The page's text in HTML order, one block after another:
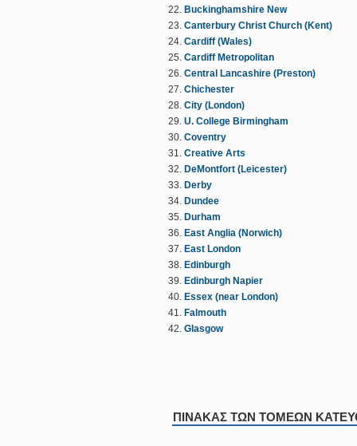
Buckinghamshire New
Canterbury Christ Church (Kent)
Cardiff (Wales)
Cardiff Metropolitan
Central Lancashire (Preston)
Chichester
City (London)
U. College Birmingham
Coventry
Creative Arts
DeMontfort (Leicester)
Derby
Dundee
Durham
East Anglia (Norwich)
East London
Edinburgh
Edinburgh Napier
Essex (near London)
Falmouth
Glasgow
ΠΙΝΑΚΑΣ ΤΩΝ ΤΟΜΕΩΝ